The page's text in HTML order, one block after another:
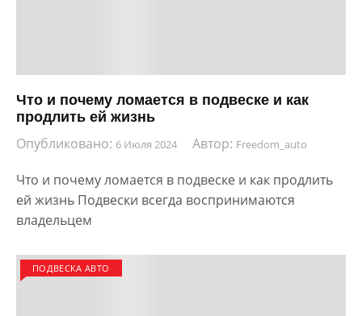
Что и почему ломается в подвеске и как
продлить ей жизнь
Опубликовано: 6 Июля 2024 Автор: Freedom_auto
Что и почему ломается в подвеске и как продлить
ей жизнь Подвески всегда воспринимаются
владельцем
ПОДВЕСКА АВТО